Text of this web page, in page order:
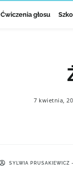
Ćwiczenia głosu
7 kwietnia,
SYLWIA PRUSAKIEWICZ